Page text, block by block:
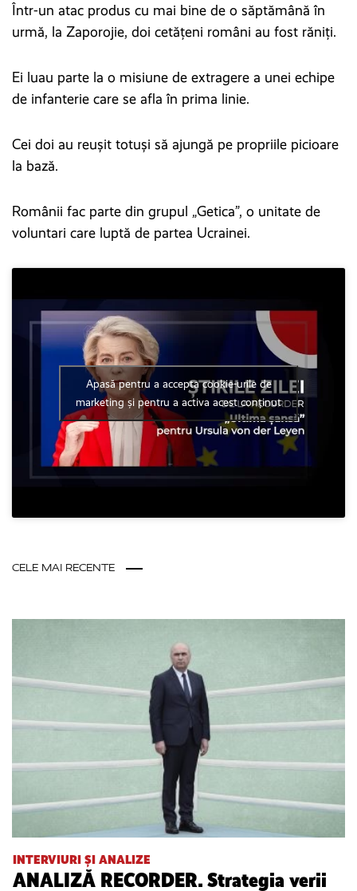
Într-un atac produs cu mai bine de o săptămână în
urmă, la Zaporojie, doi cetățeni români au fost răniți.
Ei luau parte la o misiune de extragere a unei echipe
de infanterie care se afla în prima linie.
Cei doi au reușit totuși să ajungă pe propriile picioare
la bază.
Românii fac parte din grupul „Getica”, o unitate de
voluntari care luptă de partea Ucrainei.
Apasă pentru a accepta cookie-urile de
marketing și pentru a activa acest conținut
CELE MAI RECENTE
INTERVIURI ȘI ANALIZE
ANALIZĂ RECORDER. Strategia verii